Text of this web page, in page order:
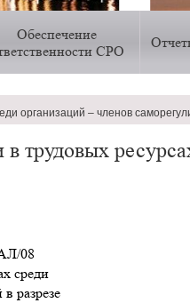
Обеспечение
СРО
организаций – членов
трудовых
08
среди
разрезе